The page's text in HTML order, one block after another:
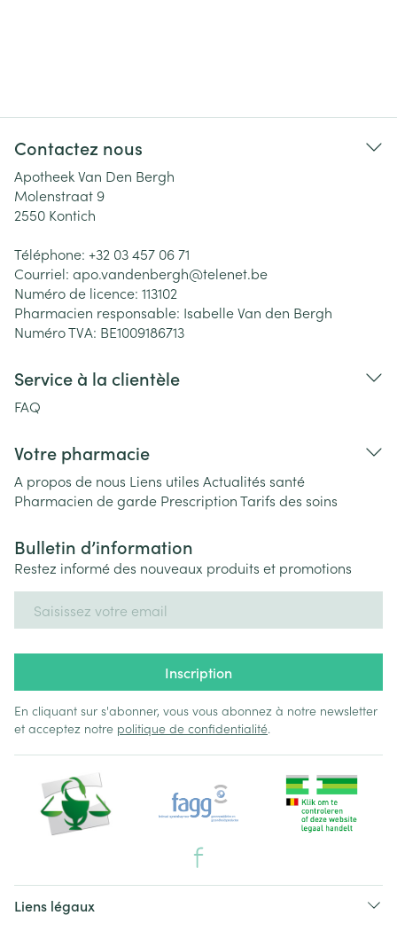
Contactez nous
Apotheek Van Den Bergh
Molenstraat 9
2550 Kontich
Téléphone: +32 03 457 06 71
Courriel: apo.vandenbergh@telenet.be
Numéro de licence: 113102
Pharmacien responsable: Isabelle Van den Bergh
Numéro TVA: BE1009186713
Service à la clientèle
FAQ
Votre pharmacie
A propos de nous Liens utiles Actualités santé
Pharmacien de garde PrescriptionTarifs des soins
Bulletin d’information
Restez informé des nouveaux produits et promotions
Inscription
En cliquant sur s'abonner, vous vous abonnez à notre newsletter
et acceptez notre politique de confidentialité.
Liens légaux